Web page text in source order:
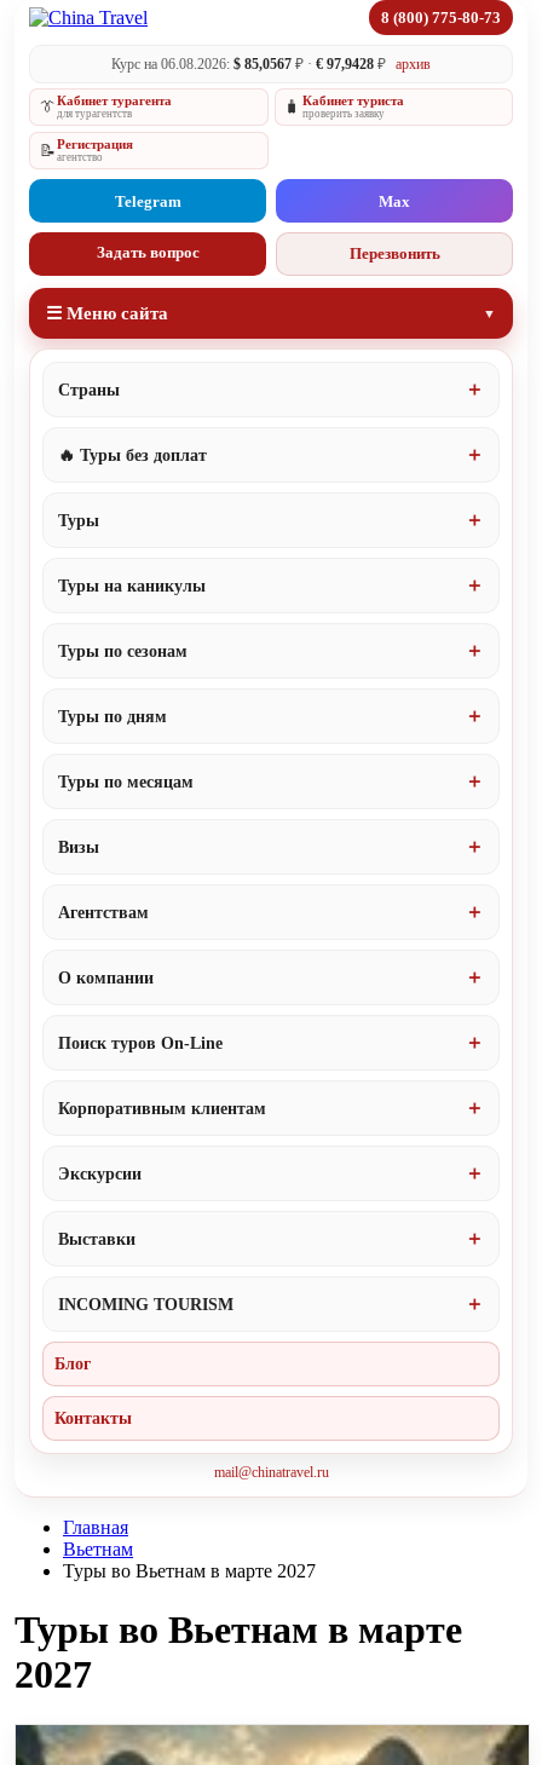
8 (800) 775-80-73
Курс на 06.08.2026: $ 85,0567 ₽ · € 97,9428 ₽ архив
👔Кабинет турагента
для турагентств 🧳 Кабинет туриста
проверить заявку
📝Регистрация
агентство
Telegram Max
Задать вопрос Перезвонить
☰ Меню сайта
Страны
🔥 Туры без доплат
Туры
Туры на каникулы
Туры по сезонам
Туры по дням
Туры по месяцам
Визы
Агентствам
О компании
Поиск туров On-Line
Корпоративным клиентам
Экскурсии
Выставки
INCOMING TOURISM
Блог
Контакты
mail@chinatravel.ru
Главная
Вьетнам
Туры во Вьетнам в марте 2027
Туры во Вьетнам в марте
2027